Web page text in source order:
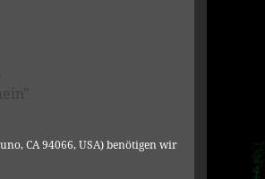
CA 94066, USA) benötigen wir